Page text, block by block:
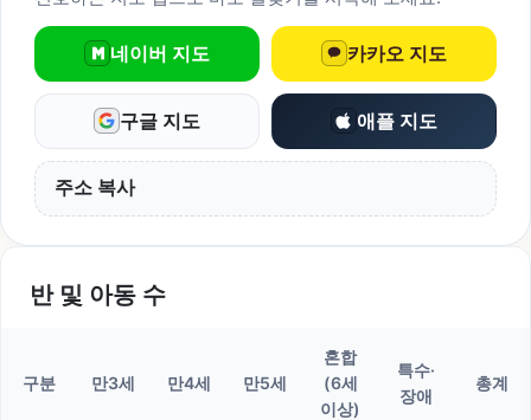
네이버 지도 카카오 지도
구글 지도 애플 지도
주소 복사
반 및 아동 수
구분 만3세 만4세 만5세
혼합
(6세
이상)
특수·
장애
총계